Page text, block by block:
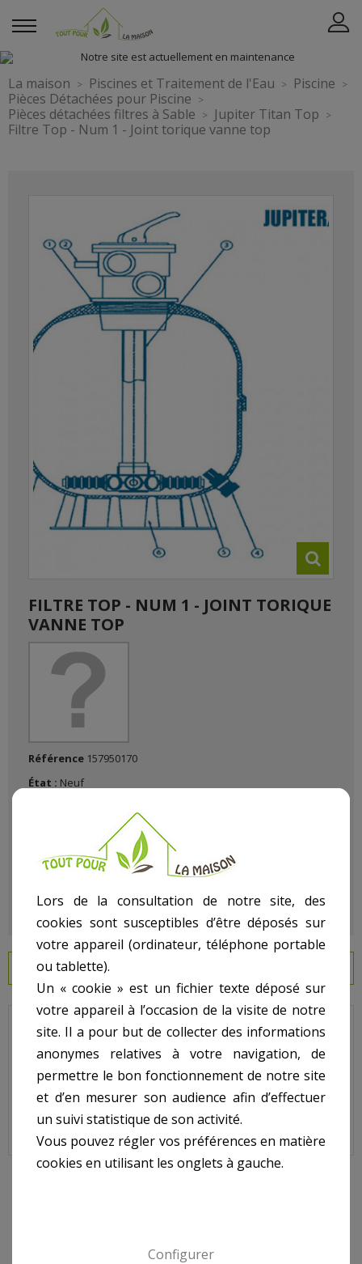
La maison Piscines et Traitement de l'Eau
Piscine
Pièces Détachées pour Piscine
Pièces détachées filtres à Sable
Jupiter Titan Top
Filtre Top - Num 1 - Joint torique vanne top
FILTRE TOP - NUM 1 - JOINT TORIQUE
VANNE TOP
Référence 157950170
État : Neuf
EN SAVOIR PLUS
Jupiter Titan - Pour Filtre Top - N° 1 - Joint torique vanne top
Code : 101D012
Sur image , N° 1
Lors de la consultation de notre site, des
cookies sont susceptibles d’être déposés sur
votre appareil (ordinateur, téléphone portable
ou tablette).
Un « cookie » est un fichier texte déposé sur
votre appareil à l’occasion de la visite de notre
site. Il a pour but de collecter des informations
anonymes relatives à votre navigation, de
permettre le bon fonctionnement de notre site
et d’en mesurer son audience afin d’effectuer
un suivi statistique de son activité.
Vous pouvez régler vos préférences en matière
cookies en utilisant les onglets à gauche.
Configurer